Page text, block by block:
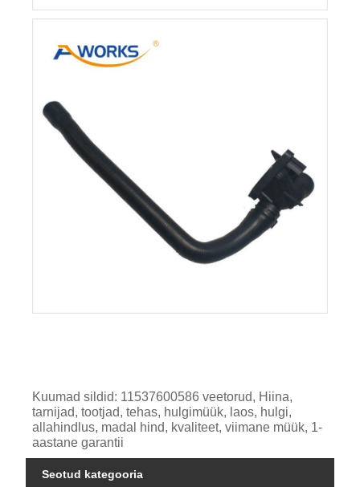
Kuumad sildid: 11537600586 veetorud, Hiina,
tarnijad, tootjad, tehas, hulgimüük, laos, hulgi,
allahindlus, madal hind, kvaliteet, viimane müük, 1-
aastane garantii
Seotud kategooria